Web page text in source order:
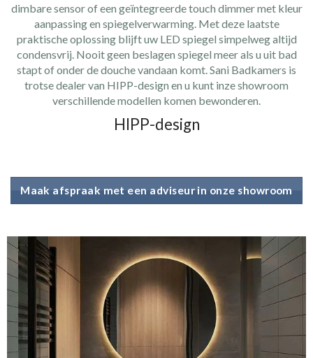
dimbare sensor of een geïntegreerde touch dimmer met kleur
aanpassing en spiegelverwarming. Met deze laatste
praktische oplossing blijft uw LED spiegel simpelweg altijd
condensvrij. Nooit geen beslagen spiegel meer als u uit bad
stapt of onder de douche vandaan komt. Sani Badkamers is
trotse dealer van HIPP-design en u kunt inze showroom
verschillende modellen komen bewonderen.
HIPP-design
Maak afspraak met een adviseur in onze showroom